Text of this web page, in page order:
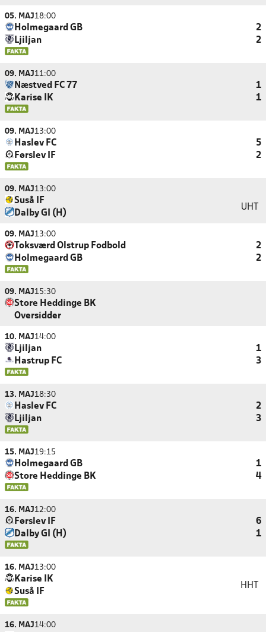
05. MAJ18:00
Holmegaard GB
2
Ljiljan
2
09. MAJ11:00
Næstved FC 77
1
Karise IK
1
09. MAJ13:00
Haslev FC
5
Førslev IF
2
09. MAJ13:00
Suså IF
Dalby GI (H)
UHT
09. MAJ13:00
Toksværd Olstrup Fodbold
2
Holmegaard GB
2
09. MAJ15:30
Store Heddinge BK
Oversidder
10. MAJ14:00
Ljiljan
1
Hastrup FC
3
13. MAJ18:30
Haslev FC
2
Ljiljan
3
15. MAJ19:15
Holmegaard GB
1
Store Heddinge BK
4
16. MAJ12:00
Førslev IF
6
Dalby GI (H)
1
16. MAJ13:00
Karise IK
Suså IF
HHT
16. MAJ14:00